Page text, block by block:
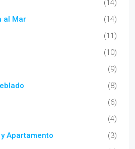
(14)
al Mar
(14)
(11)
(10)
(9)
(8)
(6)
(4)
Apartamento
(3)